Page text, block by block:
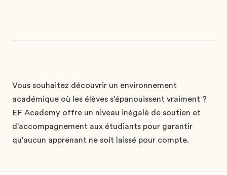
Vous souhaitez découvrir un environnement
académique où les élèves s'épanouissent vraiment ?
EF Academy offre un niveau inégalé de soutien et
d'accompagnement aux étudiants pour garantir
qu'aucun apprenant ne soit laissé pour compte.